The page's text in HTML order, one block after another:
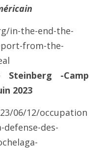
in-the-end-the-
from-the-
Steinberg -Camp
2023
06/12/occupation
des-